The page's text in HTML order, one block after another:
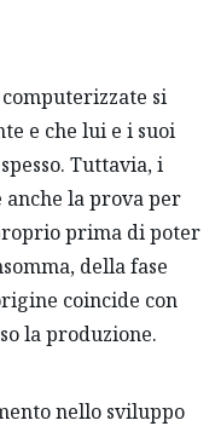
si
e che lui e i suoi
Tuttavia, i
la prova per
prima di poter
della fase
coincide con
la produzione.
nello sviluppo